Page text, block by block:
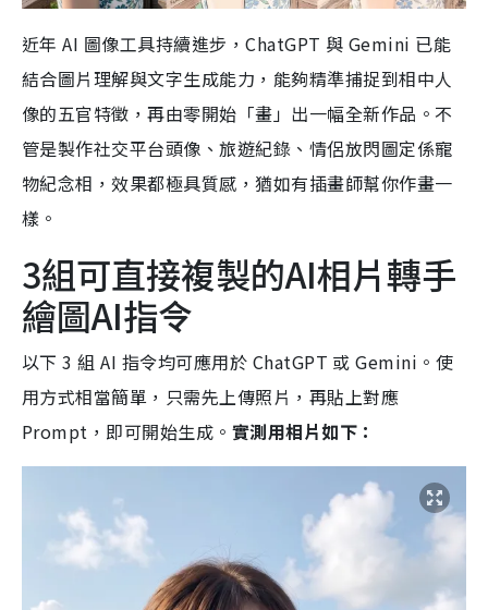
近年 AI 圖像工具持續進步，ChatGPT 與 Gemini 已能
結合圖片理解與文字生成能力，能夠精準捕捉到相中人
像的五官特徵，再由零開始「畫」出一幅全新作品。不
管是製作社交平台頭像、旅遊紀錄、情侶放閃圖定係寵
物紀念相，效果都極具質感，猶如有插畫師幫你作畫一
樣。
3組可直接複製的AI相片轉手
繪圖AI指令
以下 3 組 AI 指令均可應用於 ChatGPT 或 Gemini。使
用方式相當簡單，只需先上傳照片，再貼上對應
Prompt，即可開始生成。 實測用相片如下：